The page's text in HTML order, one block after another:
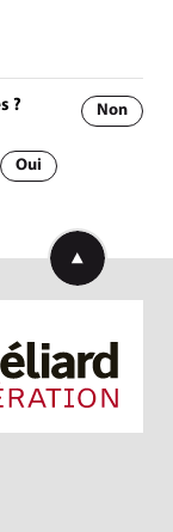
? Non
Oui
Retourner en